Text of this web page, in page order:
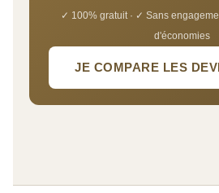
✓ 100% gratuit · ✓ Sans
d'économies
JE COMPARE LES